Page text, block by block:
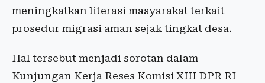
meningkatkan literasi masyarakat terkait
prosedur migrasi aman sejak tingkat desa.
Hal tersebut menjadi sorotan dalam
Kunjungan Kerja Reses Komisi XIII DPR RI